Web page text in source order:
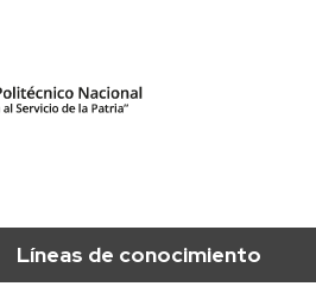
Líneas de conocimiento